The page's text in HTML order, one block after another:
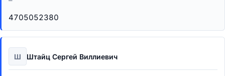
4705052380
Ш Штайц Сергей Виллиевич